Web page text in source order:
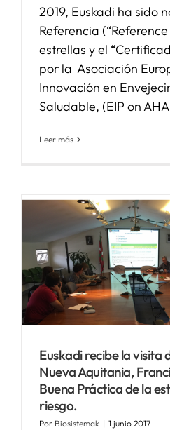
2019, Euskadi ha sido
Referencia
estrellas y el
por la Asociación
Innovación en
Saludable, (EIP on
Leer más
Euskadi recibe la visita
Nueva Aquitania,
Buena Práctica de la
riesgo.
Por Biosistemak | 1 junio 2017